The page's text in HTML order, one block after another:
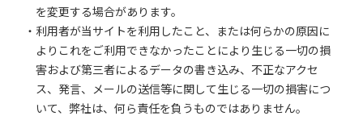
を変更する場合があります。
利用者が当サイトを利用したこと、または何らかの原因に
よりこれをご利用できなかったことにより生じる一切の損
害および第三者によるデータの書き込み、不正なアクセ
ス、発言、メールの送信等に関して生じる一切の損害につ
いて、弊社は、何ら責任を負うものではありません。